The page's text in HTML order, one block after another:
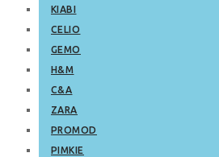
KIABI
CELIO
GEMO
H&M
C&A
ZARA
PROMOD
PIMKIE